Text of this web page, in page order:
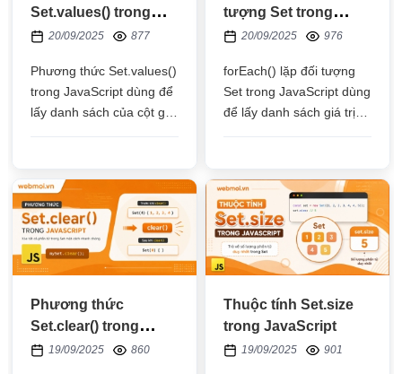
Set.values() trong
JavaScript
20/09/2025 877
Phương thức Set.values()
trong JavaScript dùng để
lấy danh sách của cột giá
tượng Set trong
JavaScript
20/09/2025 976
forEach() lặp đối tượng
Set trong JavaScript dùng
để lấy danh sách giá trị
Phương thức
Set.clear() trong
JavaScript
19/09/2025 860
Thuộc tính Set.size
trong JavaScript
19/09/2025 901